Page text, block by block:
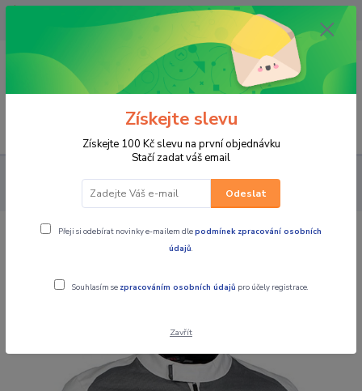
OPAVA 733537099/HLUČÍN
734541648/OLOMOUC 734593593
0,00 CZK
PRO JEZDCE BUNDY
MBW Dámská textilní letní moto bunda
SUMMER béžová
MBW Dámská textilní letní moto
Získejte slevu
Získejte 100 Kč slevu na první objednávku
Stačí zadat váš email
Odeslat
Přeji si odebírat novinky e-mailem dlepodmínek zpracování osobních
údajů.
Souhlasím se zpracováním osobních údajů pro účely registrace.
Zavřít